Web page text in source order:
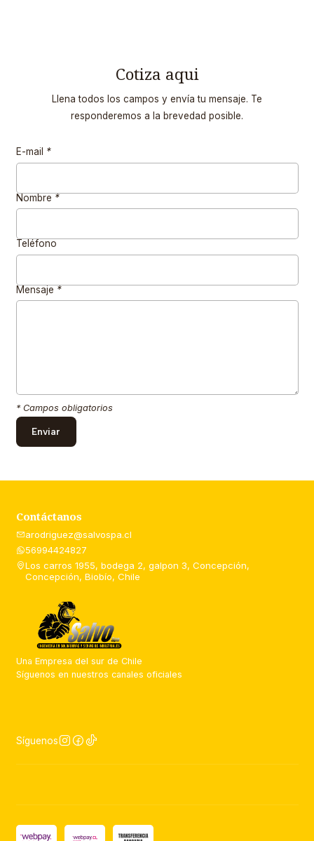
Cotiza aqui
Llena todos los campos y envía tu mensaje. Te
responderemos a la brevedad posible.
E-mail *
Nombre *
Teléfono
Mensaje *
* Campos obligatorios
Contáctanos
arodriguez@salvospa.cl
56994424827
Los carros 1955, bodega 2, galpon 3, Concepción,
Concepción, Biobío, Chile
Una Empresa del sur de Chile
Síguenos en nuestros canales oficiales
Síguenos